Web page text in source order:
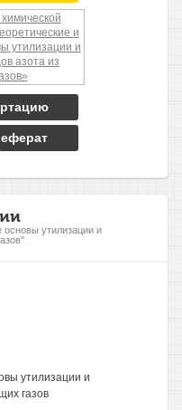
основы утилизации и
утилизации и
газов